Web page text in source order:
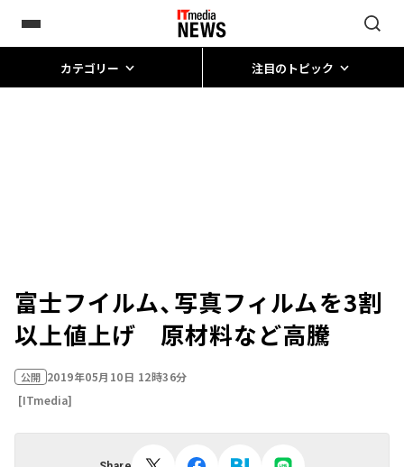
カテゴリー 注目のトピック
富士フイルム、写真フィルムを3割
以上値上げ 原材料など高騰
公開 2019年05月10日 12時36分
[ITmedia]